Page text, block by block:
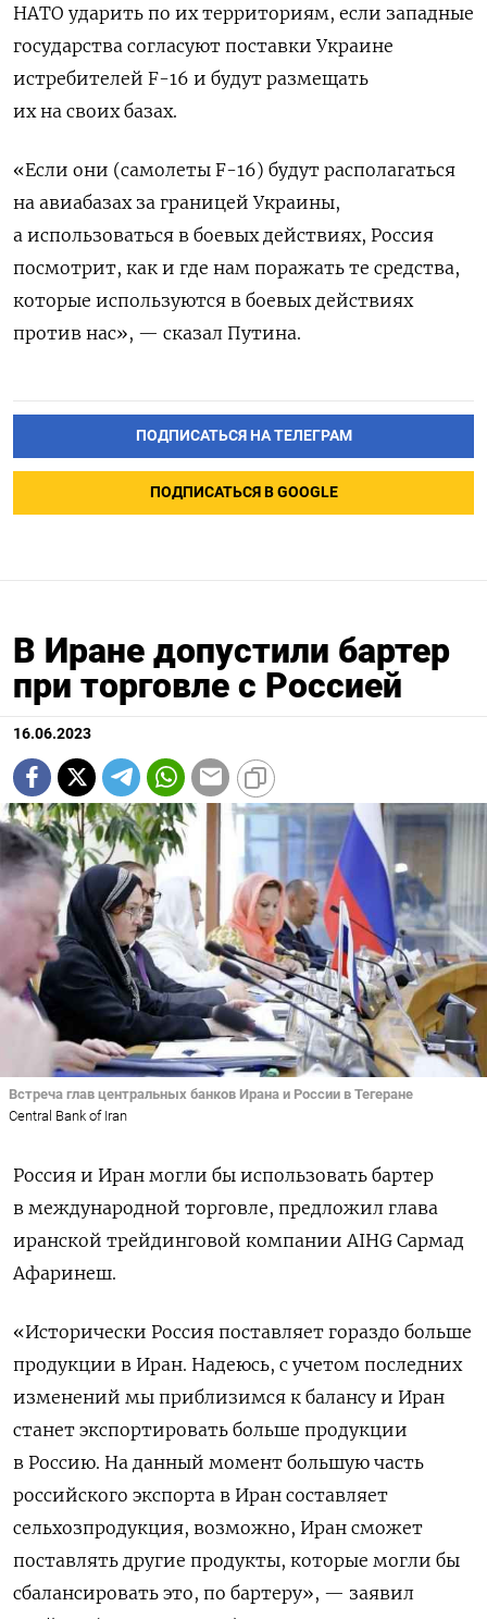
НАТО ударить по их территориям, если западные
государства согласуют поставки Украине
истребителей F-16 и будут размещать
их на своих базах.
«Если они (самолеты F-16) будут располагаться
на авиабазах за границей Украины,
а использоваться в боевых действиях, Россия
посмотрит, как и где нам поражать те средства,
которые используются в боевых действиях
против нас», — сказал Путина.
ПОДПИСАТЬСЯ НА ТЕЛЕГРАМ
ПОДПИСАТЬСЯ В GOOGLE
В Иране допустили бартер
при торговле с Россией
16.06.2023
Встреча глав центральных банков Ирана и России в Тегеране
Central Bank of Iran
Россия и Иран могли бы использовать бартер
в международной торговле, предложил глава
иранской трейдинговой компании AIHG Сармад
Афаринеш.
«Исторически Россия поставляет гораздо больше
продукции в Иран. Надеюсь, с учетом последних
изменений мы приблизимся к балансу и Иран
станет экспортировать больше продукции
в Россию. На данный момент большую часть
российского экспорта в Иран составляет
сельхозпродукция, возможно, Иран сможет
поставлять другие продукты, которые могли бы
сбалансировать это, по бартеру», — заявил